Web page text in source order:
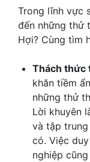
Trong lĩnh vực
đến những thử
Hợi? Cùng tìm
Thách thức
khăn tiềm
những thử
Lời khuyên
và tập
có. Việc
nghiệp